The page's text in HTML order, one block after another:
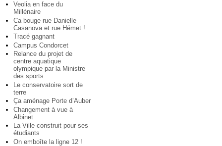
Veolia en face du
Millénaire
Ca bouge rue Danielle
Casanova et rue Hémet !
Tracé gagnant
Campus Condorcet
Relance du projet de
centre aquatique
olympique par la Ministre
des sports
Le conservatoire sort de
terre
Ça aménage Porte d’Auber
Changement à vue à
Albinet
La Ville construit pour ses
étudiants
On emboîte la ligne 12 !